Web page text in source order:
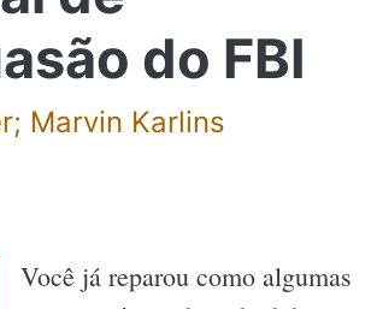
do FBI
Marvin Karlins
Você já reparou como algumas